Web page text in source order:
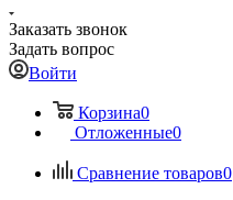
Заказать звонок
Задать вопрос
Войти
Корзина0
Отложенные0
Сравнение товаров0